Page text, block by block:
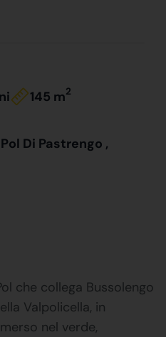
145 m2
Di Pastrengo ,
che collega Bussolengo
Valpolicella, in
nel verde,